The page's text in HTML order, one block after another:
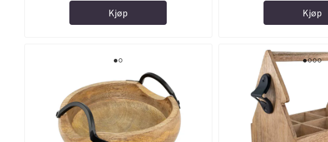
Kjøp Kjøp